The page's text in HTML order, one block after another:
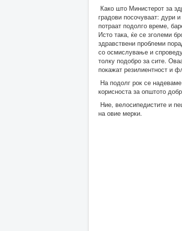
Како што Министерот за
градови посочуваат: дури
потраат подолго време,
Исто така, ќе се зголеми
здравствени проблеми
со осмислување и
толку подобро за сите.
покажат резилиентност и
На подолг рок се
корисноста за општото
Ние, велосипедистите и
на овие мерки.